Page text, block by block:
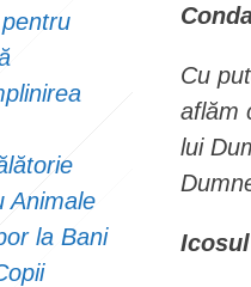
Cu
aflăm
lui
Animale
la Bani